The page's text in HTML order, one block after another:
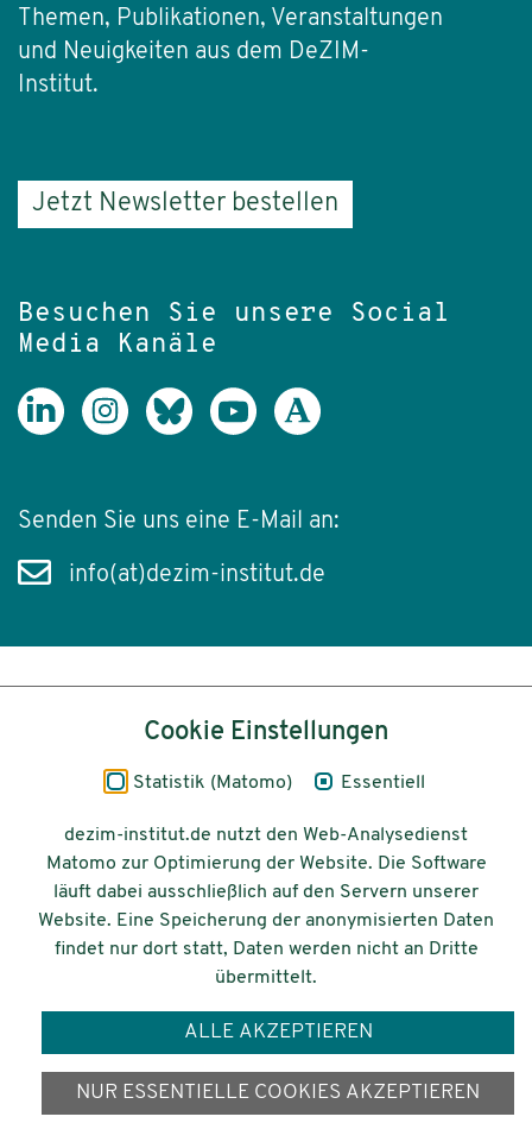
Themen, Publikationen, Veranstaltungen
und Neuigkeiten aus dem DeZIM-
Institut.
Jetzt Newsletter bestellen
Besuchen Sie unsere Social
Media Kanäle
Senden Sie uns eine E-Mail an:
info(at)dezim-institut.de
Impressum
Datenschutz
Barrierefreiheit
© 2026 Deutsches Zentrum für
Integrations-
und Migrationsforschung DeZIM e.V.
Cookie Einstellungen
Statistik (Matomo) Essentiell
dezim-institut.de nutzt den Web-Analysedienst
Matomo zur Optimierung der Website. Die Software
läuft dabei ausschließlich auf den Servern unserer
Website. Eine Speicherung der anonymisierten Daten
findet nur dort statt, Daten werden nicht an Dritte
übermittelt.
ALLE AKZEPTIEREN
NUR ESSENTIELLE COOKIES AKZEPTIEREN